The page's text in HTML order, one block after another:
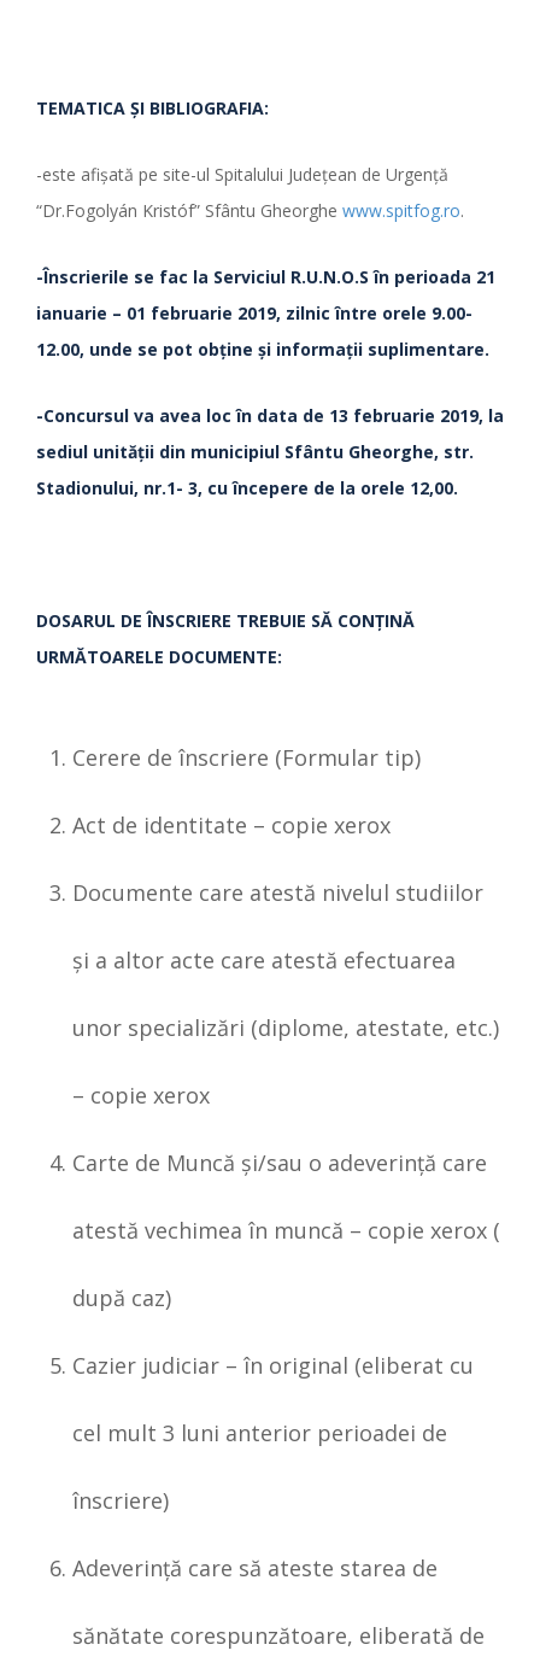
TEMATICA ŞI BIBLIOGRAFIA:
-este afişată pe site-ul Spitalului Judeţean de Urgenţă
“Dr.Fogolyán Kristóf” Sfântu Gheorghe www.spitfog.ro.
-Înscrierile se fac la Serviciul R.U.N.O.S în perioada 21
ianuarie – 01 februarie 2019, zilnic între orele 9.00-
12.00, unde se pot obţine şi informaţii suplimentare.
-Concursul va avea loc în data de 13 februarie 2019, la
sediul unităţii din municipiul Sfântu Gheorghe, str.
Stadionului, nr.1- 3, cu începere de la orele 12,00.
DOSARUL DE ÎNSCRIERE TREBUIE SĂ CONŢINĂ
URMĂTOARELE DOCUMENTE:
Cerere de înscriere (Formular tip)
Act de identitate – copie xerox
Documente care atestă nivelul studiilor
şi a altor acte care atestă efectuarea
unor specializări (diplome, atestate, etc.)
– copie xerox
Carte de Muncă şi/sau o adeverinţă care
atestă vechimea în muncă – copie xerox (
după caz)
Cazier judiciar – în original (eliberat cu
cel mult 3 luni anterior perioadei de
înscriere)
Adeverinţă care să ateste starea de
sănătate corespunzătoare, eliberată de